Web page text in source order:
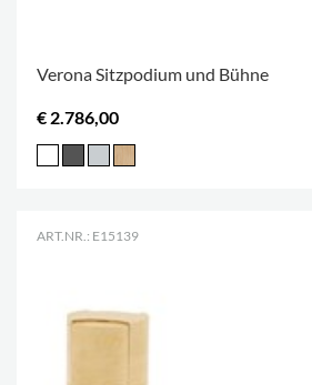
Verona Sitzpodium und Bühne
€ 2.786,00
ART.NR.: E15139